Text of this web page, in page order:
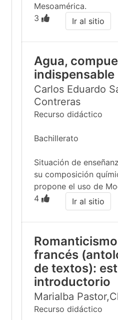
Mesoamérica.
3
Ir al sitio
Agua,
indispensable
Carlos Eduardo
Contreras
Recurso didáctico
Bachillerato
Situación de
su composición
propone el uso de
4
Ir al sitio
Romanticismo
francés
de textos):
introductorio
Marialba
Recurso didáctico